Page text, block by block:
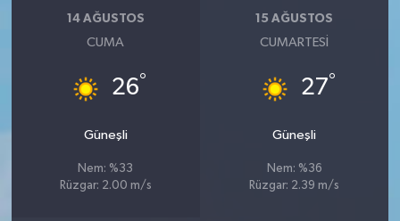
14 AĞUSTOS
CUMA
26°
Güneşli
Nem: %33
Rüzgar: 2.00 m/s
15 AĞUSTOS
CUMARTESI
27°
Güneşli
Nem: %36
Rüzgar: 2.39 m/s